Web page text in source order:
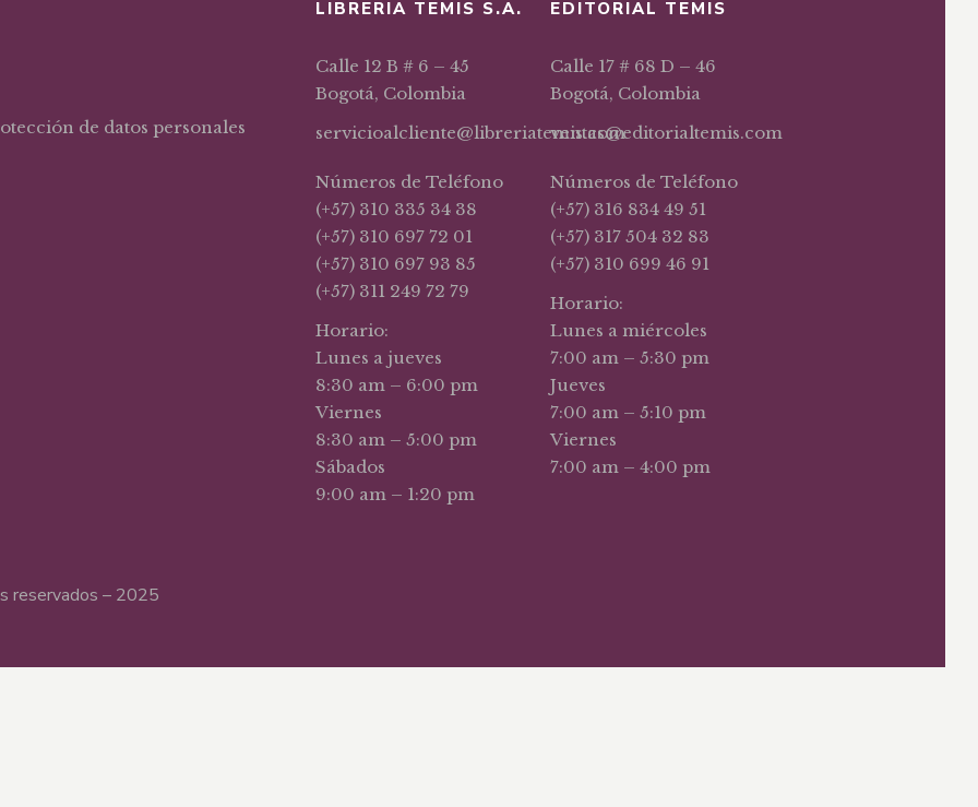
de datos personales
LIBRERIA TEMIS S.A.
Calle 12 B # 6 – 45
Bogotá, Colombia
servicioalcliente@libreriatemis.com
Números de Teléfono
(+57) 310 335 34 38
(+57) 310 697 72 01
(+57) 310 697 93 85
(+57) 311 249 72 79
Horario:
Lunes a jueves
8:30 am – 6:00 pm
Viernes
8:30 am – 5:00 pm
Sábados
9:00 am – 1:20 pm
EDITORIAL TEMIS
Calle 17 # 68 D – 46
Bogotá, Colombia
ventas@editorialtemis.com
Números de Teléfono
(+57) 316 834 49 51
(+57) 317 504 32 83
(+57) 310 699 46 91
Horario:
Lunes a miércoles
7:00 am – 5:30 pm
Jueves
7:00 am – 5:10 pm
Viernes
7:00 am – 4:00 pm
reservados – 2025